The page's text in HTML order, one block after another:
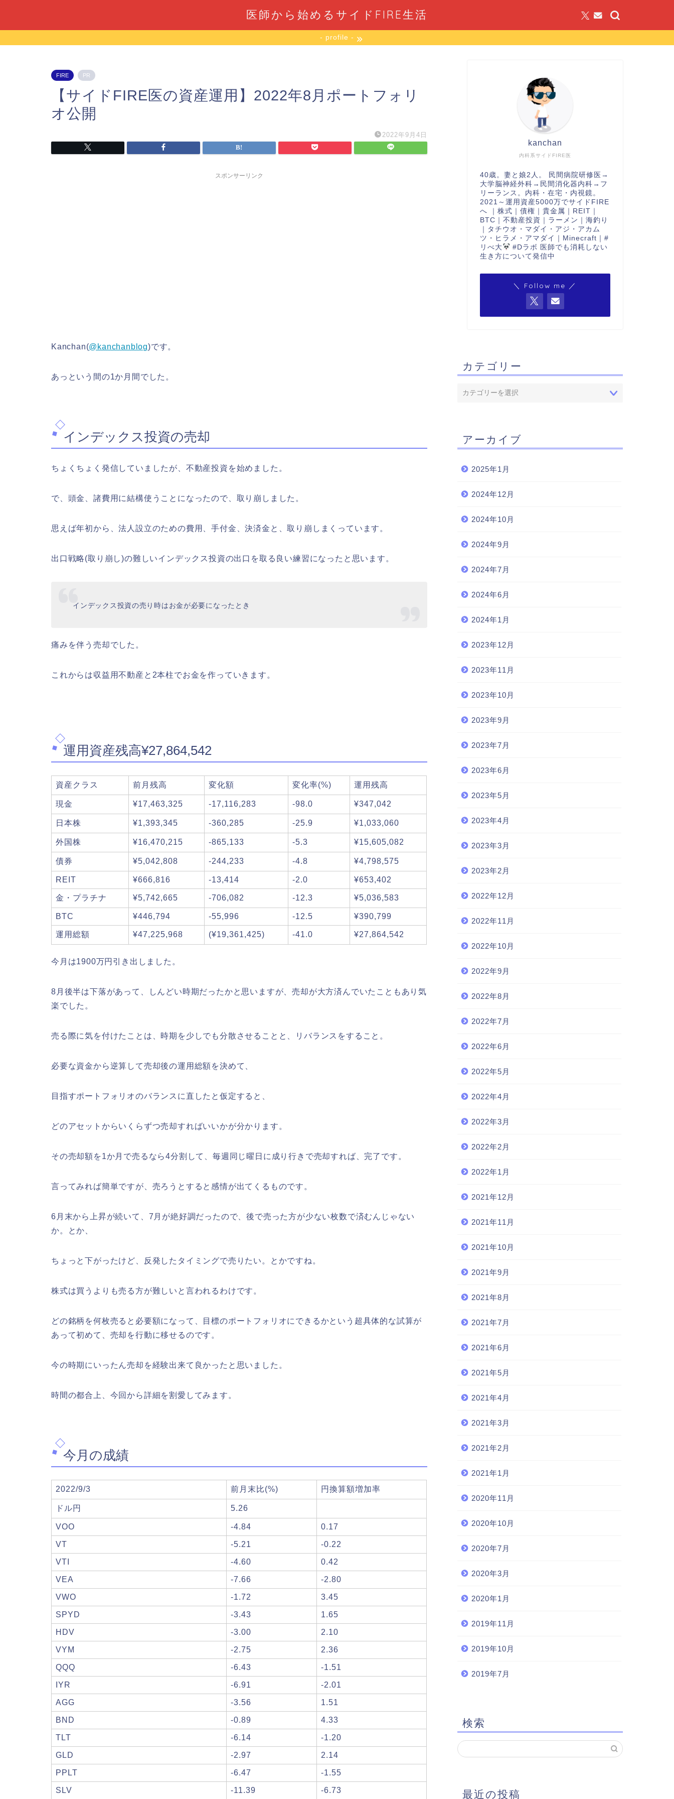
医師から始めるサイドFIRE生活
- profile -
FIRE PR
【サイドFIRE医の資産運用】2022年8月ポートフォリ
オ公開
2022年9月4日
スポンサーリンク
Kanchan(@kanchanblog)です。
あっという間の1か月間でした。
インデックス投資の売却
ちょくちょく発信していましたが、不動産投資を始めました。
で、頭金、諸費用に結構使うことになったので、取り崩しました。
思えば年初から、法人設立のための費用、手付金、決済金と、取り崩しまくっています。
出口戦略(取り崩し)の難しいインデックス投資の出口を取る良い練習になったと思います。
インデックス投資の売り時はお金が必要になったとき
痛みを伴う売却でした。
これからは収益用不動産と2本柱でお金を作っていきます。
運用資産残高¥27,864,542
資産クラス 前月残高 変化額 変化率(%) 運用残高
現金 ¥17,463,325 -17,116,283 -98.0 ¥347,042
日本株 ¥1,393,345 -360,285 -25.9 ¥1,033,060
外国株 ¥16,470,215 -865,133 -5.3 ¥15,605,082
債券 ¥5,042,808 -244,233 -4.8 ¥4,798,575
REIT ¥666,816 -13,414 -2.0 ¥653,402
金・プラチナ ¥5,742,665 -706,082 -12.3 ¥5,036,583
BTC ¥446,794 -55,996 -12.5 ¥390,799
運用総額 ¥47,225,968 (¥19,361,425) -41.0 ¥27,864,542
今月は1900万円引き出しました。
8月後半は下落があって、しんどい時期だったかと思いますが、売却が大方済んでいたこともあり気
楽でした。
売る際に気を付けたことは、時期を少しでも分散させることと、リバランスをすること。
必要な資金から逆算して売却後の運用総額を決めて、
目指すポートフォリオのバランスに直したと仮定すると、
どのアセットからいくらずつ売却すればいいかが分かります。
その売却額を1か月で売るなら4分割して、毎週同じ曜日に成り行きで売却すれば、完了です。
言ってみれば簡単ですが、売ろうとすると感情が出てくるものです。
6月末から上昇が続いて、7月が絶好調だったので、後で売った方が少ない枚数で済むんじゃない
か。とか、
ちょっと下がったけど、反発したタイミングで売りたい。とかですね。
株式は買うよりも売る方が難しいと言われるわけです。
どの銘柄を何枚売ると必要額になって、目標のポートフォリオにできるかという超具体的な試算が
あって初めて、売却を行動に移せるのです。
今の時期にいったん売却を経験出来て良かったと思いました。
時間の都合上、今回から詳細を割愛してみます。
今月の成績
2022/9/3 前月末比(%) 円換算額増加率
ドル円 5.26
VOO -4.84 0.17
VT -5.21 -0.22
VTI -4.60 0.42
VEA -7.66 -2.80
VWO -1.72 3.45
SPYD -3.43 1.65
HDV -3.00 2.10
VYM -2.75 2.36
QQQ -6.43 -1.51
IYR -6.91 -2.01
AGG -3.56 1.51
BND -0.89 4.33
TLT -6.14 -1.20
GLD -2.97 2.14
PPLT -6.47 -1.55
SLV -11.39 -6.73
内科系サイドFIRE医
kanchan
40歳。妻と娘2人。 民間病院研修医→
大学脳神経外科→民間消化器内科→フ
リーランス。内科・在宅・内視鏡。
2021～運用資産5000万でサイドFIRE
へ ｜株式｜債権｜貴金属｜REIT｜
BTC｜不動産投資｜ラーメン｜海釣り
｜タチウオ・マダイ・アジ・アカム
ツ・ヒラメ・アマダイ｜Minecraft｜#
リべ大
#Dラボ 医師でも消耗しない
生き方について発信中
＼ Follow me ／
カテゴリー
アーカイブ
2025年1月
2024年12月
2024年10月
2024年9月
2024年7月
2024年6月
2024年1月
2023年12月
2023年11月
2023年10月
2023年9月
2023年7月
2023年6月
2023年5月
2023年4月
2023年3月
2023年2月
2022年12月
2022年11月
2022年10月
2022年9月
2022年8月
2022年7月
2022年6月
2022年5月
2022年4月
2022年3月
2022年2月
2022年1月
2021年12月
2021年11月
2021年10月
2021年9月
2021年8月
2021年7月
2021年6月
2021年5月
2021年4月
2021年3月
2021年2月
2021年1月
2020年11月
2020年10月
2020年7月
2020年3月
2020年1月
2019年11月
2019年10月
2019年7月
検索
最近の投稿